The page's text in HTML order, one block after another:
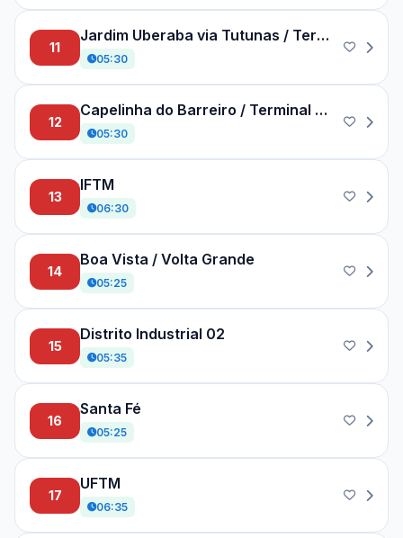
11
Jardim Uberaba via Tutunas / Terminal Univerde
05:30
12
Capelinha do Barreiro / Terminal Beija-Flor
05:30
13
IFTM
06:30
14
Boa Vista / Volta Grande
05:25
15
Distrito Industrial 02
05:35
16
Santa Fé
05:25
17
UFTM
06:35